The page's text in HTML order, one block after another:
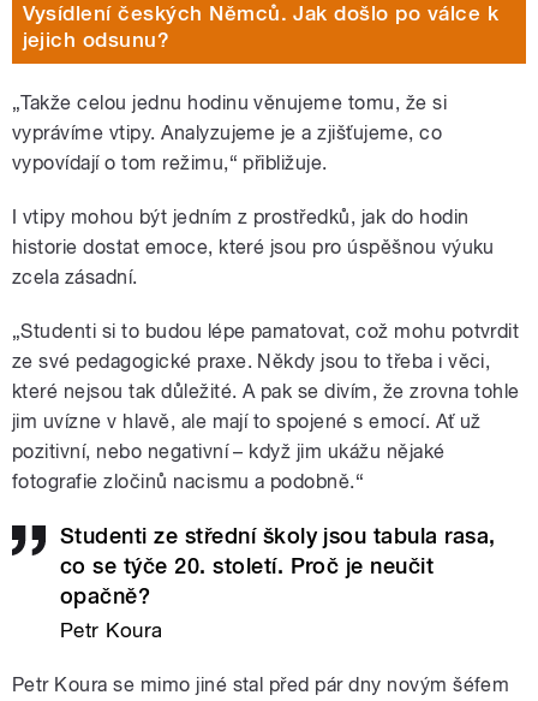
Vysídlení českých Němců. Jak došlo po válce k
jejich odsunu?
„Takže celou jednu hodinu věnujeme tomu, že si
vyprávíme vtipy. Analyzujeme je a zjišťujeme, co
vypovídají o tom režimu,“ přibližuje.
I vtipy mohou být jedním z prostředků, jak do hodin
historie dostat emoce, které jsou pro úspěšnou výuku
zcela zásadní.
„Studenti si to budou lépe pamatovat, což mohu potvrdit
ze své pedagogické praxe. Někdy jsou to třeba i věci,
které nejsou tak důležité. A pak se divím, že zrovna tohle
jim uvízne v hlavě, ale mají to spojené s emocí. Ať už
pozitivní, nebo negativní – když jim ukážu nějaké
fotografie zločinů nacismu a podobně.“
Studenti ze střední školy jsou tabula rasa,
co se týče 20. století. Proč je neučit
opačně?
Petr Koura
Petr Koura se mimo jiné stal před pár dny novým šéfem